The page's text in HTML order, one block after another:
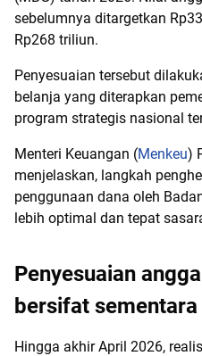
sebelumnya ditargetkan
Rp268 triliun.
Penyesuaian tersebut
belanja yang diterapkan
program strategis nasional
Menteri Keuangan (Menkeu)
menjelaskan, langkah
penggunaan dana oleh
lebih optimal dan tepat
Penyesuaian
bersifat sementara
Hingga akhir April 2026,